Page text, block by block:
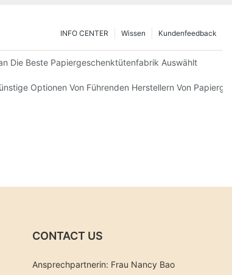
Kundenfeedback
Wissen
INFO CENTER
Die Beste Papiergeschenktütenfabrik Auswählt
Optionen Von Führenden Herstellern Von
CONTACT US
Ansprechpartnerin: Frau Nancy Bao